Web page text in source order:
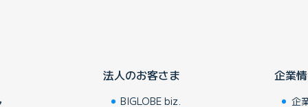
法人のお客さま
BIGLOBE biz.
企業
企